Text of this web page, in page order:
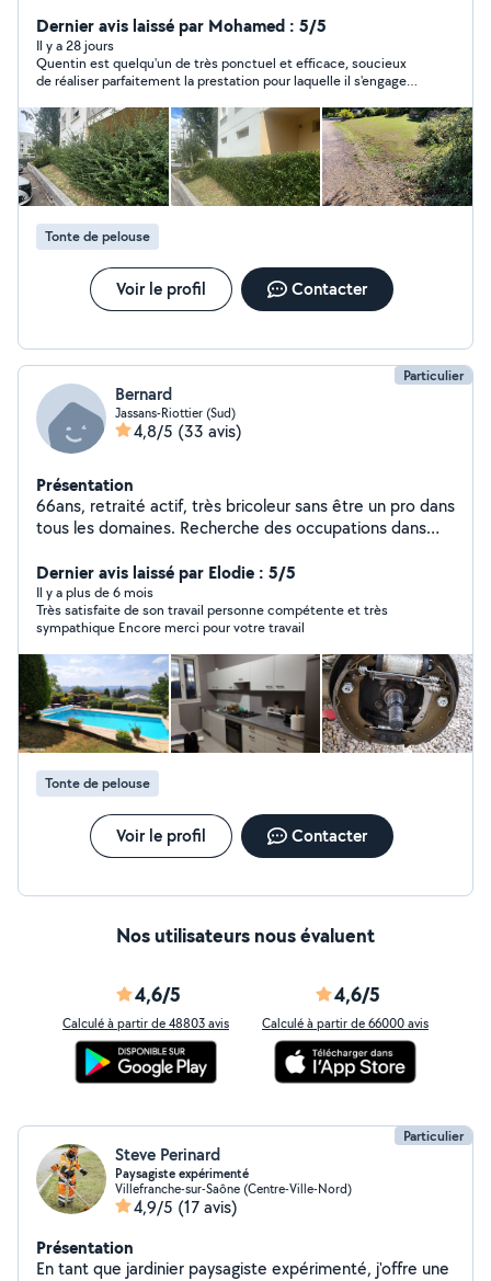
Aménagements Paysagers, je mets mes compétences
et mon sérieux au service de vos projets. Je propose
différents services : * Taille de haies * Tonte de pelouse
* Débroussaillage * Entretien de jardins * Aménagement
paysager * Petits travaux d'extérieur Je suis ponctuel,
motivé et soigneux dans mon travail. N'hésitez pas à me
contacter pour discuter de votre projet ou demander
un devis. Je serai ravi de vous aider à entretenir ou
aménager vos espaces verts.
Dernier avis laissé par Mohamed : 5/5
Il y a 28 jours
Quentin est quelqu'un de très ponctuel et efficace, soucieux
de réaliser parfaitement la prestation pour laquelle il s'engage.
Tonte de pelouse
Voir le profil Contacter
Particulier
Bernard
Jassans-Riottier (Sud)
4,8/5 (33 avis)
Présentation
66ans, retraité actif, très bricoleur sans être un pro dans
tous les domaines. Recherche des occupations dans
très disponible. Toutes mes connaissances me
conseillent de continuer dans cette voie car très
dévoué dans tous les domaines.
Dernier avis laissé par Elodie : 5/5
Il y a plus de 6 mois
Très satisfaite de son travail personne compétente et très
sympathique Encore merci pour votre travail
Tonte de pelouse
Voir le profil Contacter
Nos utilisateurs nous évaluent
4,6/5
Calculé à partir de 48803 avis
4,6/5
Calculé à partir de 66000 avis
Particulier
Steve Perinard
Paysagiste expérimenté
Villefranche-sur-Saône (Centre-Ville-Nord)
4,9/5 (17 avis)
Présentation
En tant que jardinier paysagiste expérimenté, j'offre une